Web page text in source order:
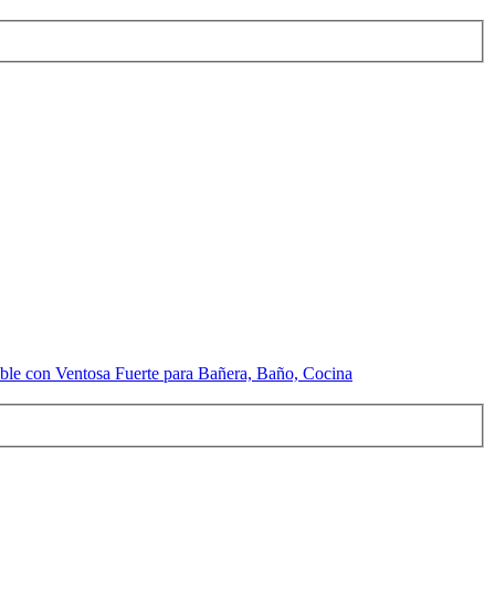
con Ventosa Fuerte para Bañera, Baño, Cocina